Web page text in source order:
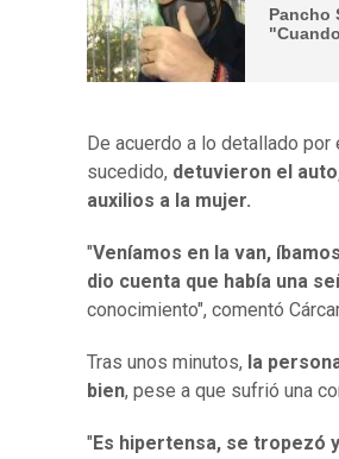
Pancho
De acuerdo a lo detallado por
sucedido, detuvieron el
auxilios a la mujer.
"Veníamos en la van,
dio cuenta que había una
conocimiento", comentó
Tras unos minutos, la
bien, pese a que sufrió una
" Es hipertensa, se tropezó